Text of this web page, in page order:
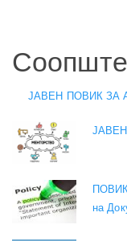
ЈАВЕН ПОВИК ЗА
на